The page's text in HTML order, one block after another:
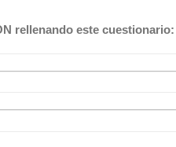
rellenando este cuestionario: